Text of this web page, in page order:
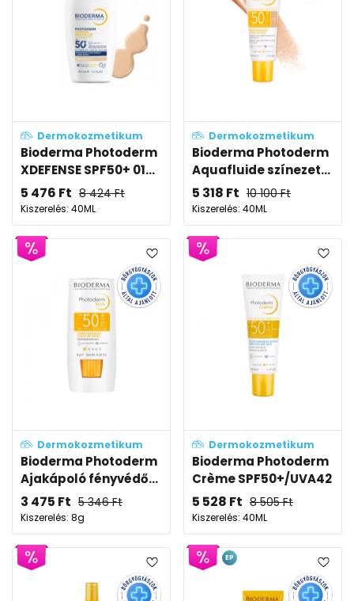
Dermokozmetikum
Bioderma Photoderm
XDEFENSE SPF50+ 01...
5 476 Ft 8 424Ft
Kiszerelés: 40ML
Dermokozmetikum
Bioderma Photoderm
Aquafluide színezet...
5 318 Ft 10 100Ft
Kiszerelés: 40ML
Dermokozmetikum
Bioderma Photoderm
Ajakápoló fényvédő...
3 475 Ft 5 346Ft
Kiszerelés: 8g
Dermokozmetikum
Bioderma Photoderm
Crème SPF50+/UVA42
5 528 Ft 8 505Ft
Kiszerelés: 40ML
EP